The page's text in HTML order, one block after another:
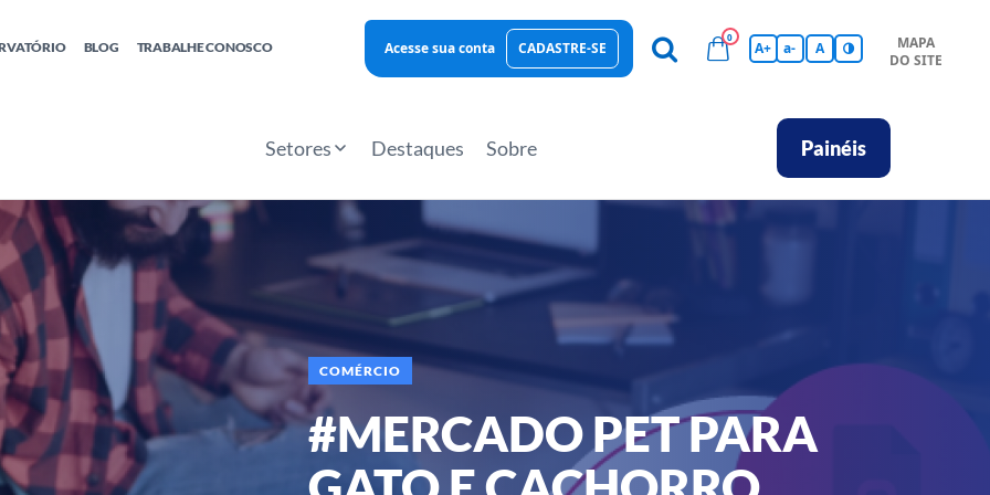
Hub de Conhecimentos
BLOG TRABALHE CONOSCO Acesse sua conta CADASTRE-SE
0
A+ a- A
MAPA
DO SITE
Setores Destaques Sobre Painéis
COMÉRCIO
#MERCADO PET PARA